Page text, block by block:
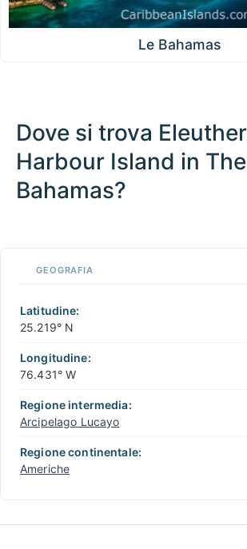
Le Bahamas
Dove si trova
Harbour Island in The
Bahamas?
−
GEOGRAFIA
Latitudine:
25.219° N
Longitudine:
76.431° W
Regione intermedia:
Arcipelago Lucayo
Regione continentale:
Americhe